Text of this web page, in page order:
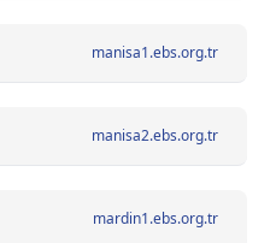
manisa1.ebs.org.tr
manisa2.ebs.org.tr
mardin1.ebs.org.tr